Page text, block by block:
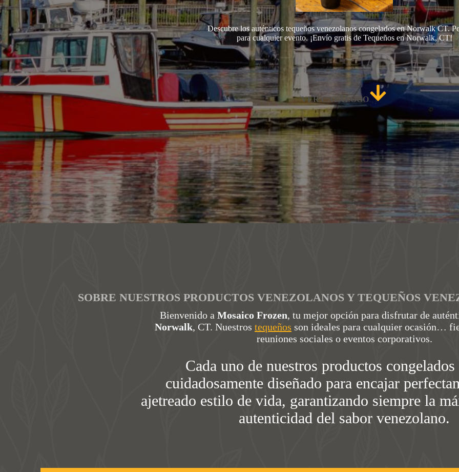
Descubre los auténticos tequeños venezolanos congelados en Norwalk CT.
para cualquier evento. ¡Envío gratis de Tequeños en Norwalk, CT!
VER CATÁLOGO
SOBRE NUESTROS PRODUCTOS VENEZOLANOS Y TEQUEÑOS
Bienvenido a Mosaico Frozen, tu mejor opción para disfrutar de
Norwalk, CT. Nuestros tequeños son ideales para cualquier ocasión…
reuniones sociales o eventos corporativos.
Cada uno de nuestros productos
cuidadosamente diseñado para encajar
ajetreado estilo de vida, garantizando siempre la
autenticidad del sabor venezolano.